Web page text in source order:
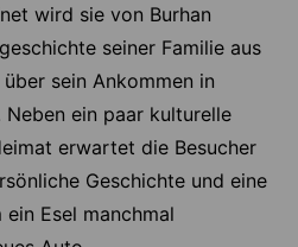
wird sie von Burhan
seiner Familie aus
sein Ankommen in
ein paar kulturelle
erwartet die Besucher
Geschichte und eine
Esel manchmal